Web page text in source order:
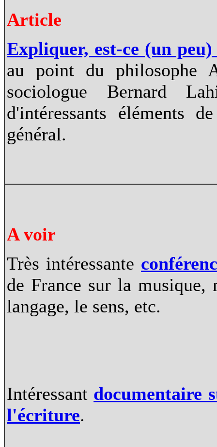
Article
Expliquer, est-ce (un peu)
au point du philosophe
sociologue Bernard
d'intéressants éléments
général.
A voir
Très intéressante
de France sur la
langage, le sens, etc.
Intéressant documentaire
l'écriture.